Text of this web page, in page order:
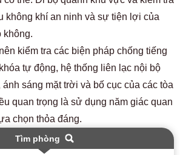
không khí an ninh và sự tiện lợi của
không.
kiểm tra các biện pháp chống tiếng
tự động, hệ thống liên lạc nội bộ
sáng mặt trời và bố cục của các tòa
quan trọng là sử dụng năm giác quan
chọn thỏa đáng.
Tìm phòng